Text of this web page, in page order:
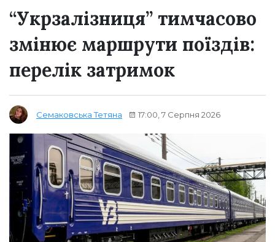
“Укрзалізниця” тимчасово
змінює маршрути поїздів:
перелік затримок
Семаковська Тетяна 17:00, 7 Серпня 2026